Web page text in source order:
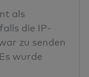
als
die IP-
zu senden
wurde